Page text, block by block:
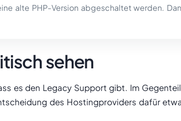
alte PHP-Version abgeschaltet werden.
sehen
es den Legacy Support gibt. Im
des Hostingproviders dafür